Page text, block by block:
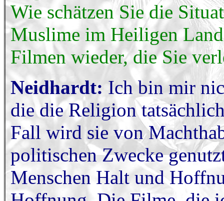
Wie schätzen Sie die
Muslime im Heiligen
Filmen wieder, die Sie
Neidhardt: Ich bin mir
die die Religion
Fall wird sie von
politischen Zwecke
Menschen Halt und